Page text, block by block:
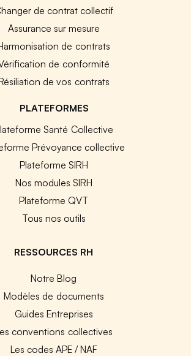
de contrat collectif
Assurance sur mesure
de contrats
de conformité
de vos contrats
PLATEFORMES
Santé Collective
Prévoyance collective
Plateforme SIRH
Nos modules SIRH
Plateforme QVT
Tous nos outils
RESSOURCES RH
Notre Blog
Modèles de documents
Guides Entreprises
conventions collectives
Les codes APE / NAF